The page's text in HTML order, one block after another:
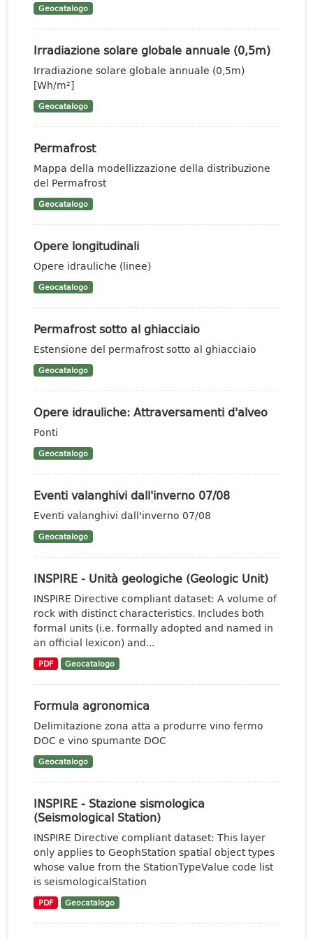
Geocatalogo
Irradiazione solare globale annuale (0,5m)
Irradiazione solare globale annuale (0,5m)
[Wh/m²]
Geocatalogo
Permafrost
Mappa della modellizzazione della distribuzione
del Permafrost
Geocatalogo
Opere longitudinali
Opere idrauliche (linee)
Geocatalogo
Permafrost sotto al ghiacciaio
Estensione del permafrost sotto al ghiacciaio
Geocatalogo
Opere idrauliche: Attraversamenti d'alveo
Ponti
Geocatalogo
Eventi valanghivi dall'inverno 07/08
Eventi valanghivi dall'inverno 07/08
Geocatalogo
INSPIRE - Unità geologiche (Geologic Unit)
INSPIRE Directive compliant dataset: A volume of
rock with distinct characteristics. Includes both
formal units (i.e. formally adopted and named in
an official lexicon) and...
PDF Geocatalogo
Formula agronomica
Delimitazione zona atta a produrre vino fermo
DOC e vino spumante DOC
Geocatalogo
INSPIRE - Stazione sismologica
(Seismological Station)
INSPIRE Directive compliant dataset: This layer
only applies to GeophStation spatial object types
whose value from the StationTypeValue code list
is seismologicalStation
PDF Geocatalogo